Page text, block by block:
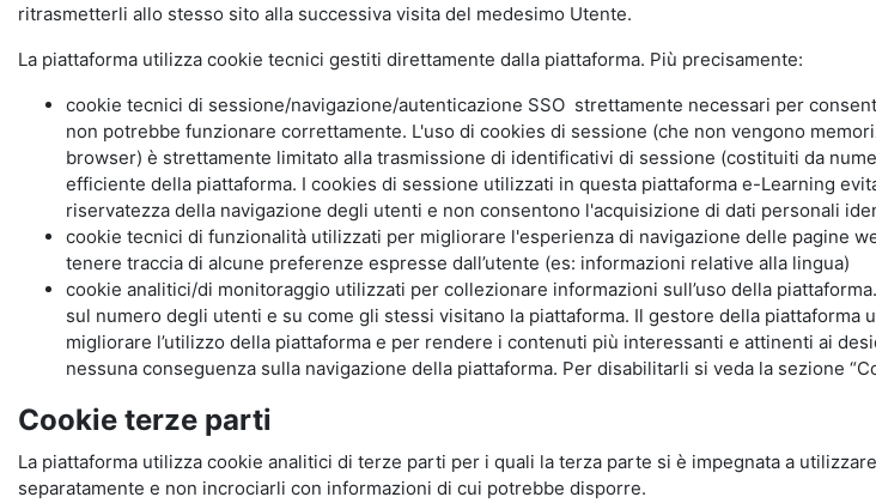
ritrasmetterli allo stesso sito alla successiva visita del medesimo Utente.
La piattaforma utilizza cookie tecnici gestiti direttamente dalla piattaforma. Più precisamente:
cookie tecnici di sessione/navigazione/autenticazione SSO strettamente necessari per
non potrebbe funzionare correttamente. L'uso di cookies di sessione (che non vengono
browser) è strettamente limitato alla trasmissione di identificativi di sessione (costituiti da
efficiente della piattaforma. I cookies di sessione utilizzati in questa piattaforma e-Learning
riservatezza della navigazione degli utenti e non consentono l'acquisizione di dati personali
cookie tecnici di funzionalità utilizzati per migliorare l'esperienza di navigazione delle pagine
tenere traccia di alcune preferenze espresse dall’utente (es: informazioni relative alla lingua)
cookie analitici/di monitoraggio utilizzati per collezionare informazioni sull’uso della
sul numero degli utenti e su come gli stessi visitano la piattaforma. Il gestore della
migliorare l’utilizzo della piattaforma e per rendere i contenuti più interessanti e attinenti ai
nessuna conseguenza sulla navigazione della piattaforma. Per disabilitarli si veda la sezione
Cookie terze parti
La piattaforma utilizza cookie analitici di terze parti per i quali la terza parte si è impegnata a
separatamente e non incrociarli con informazioni di cui potrebbe disporre.